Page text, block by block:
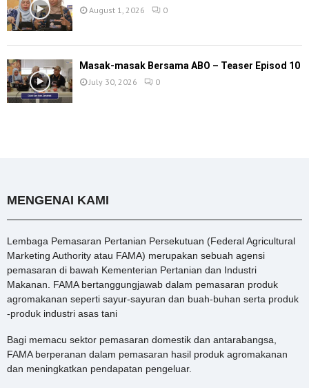
August 1, 2026 0
Masak-masak Bersama ABO – Teaser Episod 10
July 30, 2026 0
MENGENAI KAMI
Lembaga Pemasaran Pertanian Persekutuan (Federal Agricultural
Marketing Authority atau FAMA) merupakan sebuah agensi
pemasaran di bawah Kementerian Pertanian dan Industri
Makanan. FAMA bertanggungjawab dalam pemasaran produk
agromakanan seperti sayur-sayuran dan buah-buhan serta produk
-produk industri asas tani
Bagi memacu sektor pemasaran domestik dan antarabangsa,
FAMA berperanan dalam pemasaran hasil produk agromakanan
dan meningkatkan pendapatan pengeluar.